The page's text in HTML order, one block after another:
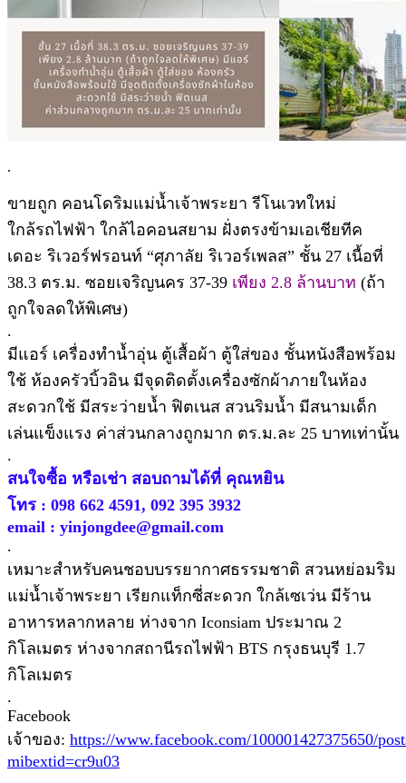
.
ขายถูก คอนโดริมแม่น้ำเจ้าพระยา รีโนเวทใหม่
ใกล้รถไฟฟ้า ใกล้ไอคอนสยาม ฝั่งตรงข้ามเอเชียทีค
เดอะ ริเวอร์ฟรอนท์ “ศุภาลัย ริเวอร์เพลส” ชั้น 27 เนื้อที่
38.3 ตร.ม. ซอยเจริญนคร 37-39 เพียง 2.8 ล้านบาท (ถ้า
ถูกใจลดให้พิเศษ)
.
มีแอร์ เครื่องทำน้ำอุ่น ตู้เสื้อผ้า ตู้ใส่ของ ชั้นหนังสือพร้อม
ใช้ ห้องครัวบิ้วอิน มีจุดติดตั้งเครื่องซักผ้าภายในห้อง
สะดวกใช้ มีสระว่ายน้ำ ฟิตเนส สวนริมน้ำ มีสนามเด็ก
เล่นแข็งแรง ค่าส่วนกลางถูกมาก ตร.ม.ละ 25 บาทเท่านั้น
.
สนใจซื้อ หรือเช่า สอบถามได้ที่ คุณหยิน
โทร : 098 662 4591, 092 395 3932
email : yinjongdee@gmail.com
.
เหมาะสำหรับคนชอบบรรยากาศธรรมชาติ สวนหย่อมริม
แม่น้ำเจ้าพระยา เรียกแท็กซี่สะดวก ใกล้เซเว่น มีร้าน
อาหารหลากหลาย ห่างจาก Iconsiam ประมาณ 2
กิโลเมตร ห่างจากสถานีรถไฟฟ้า BTS กรุงธนบุรี 1.7
กิโลเมตร
.
Facebook
เจ้าของ: https://www.facebook.com/100001427375650/
mibextid=cr9u03